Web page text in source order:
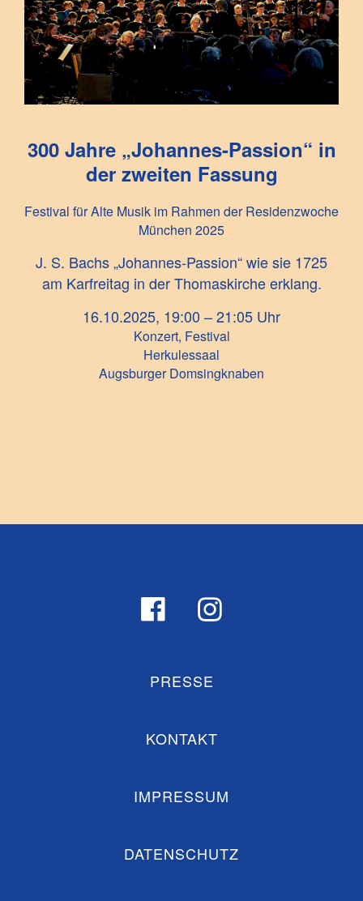
300 Jahre „Johannes-Passion“ in
der zweiten Fassung
Festival für Alte Musik im Rahmen der Residenzwoche
München 2025
J. S. Bachs „Johannes-Passion“ wie sie 1725
am Karfreitag in der Thomaskirche erklang.
16.10.2025, 19:00 – 21:05 Uhr
Konzert, Festival
Herkulessaal
Augsburger Domsingknaben
PRESSE
KONTAKT
IMPRESSUM
DATENSCHUTZ